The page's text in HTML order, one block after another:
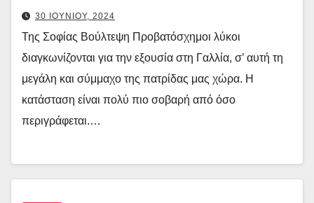
30 ΙΟΥΝΙΟΥ, 2024
Της Σοφίας Βούλτεψη Προβατόσχημοι λύκοι
διαγκωνίζονται για την εξουσία στη Γαλλία, σ’ αυτή τη
μεγάλη και σύμμαχο της πατρίδας μας χώρα. Η
κατάσταση είναι πολύ πιο σοβαρή από όσο
περιγράφεται.…